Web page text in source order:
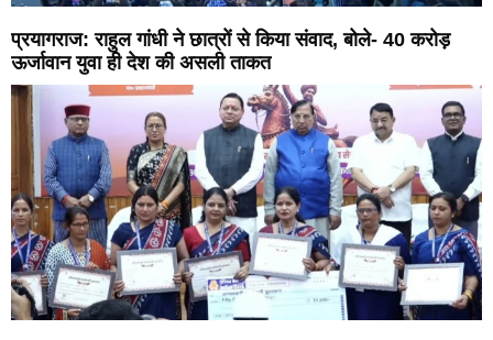
प्रयागराज: राहुल गांधी ने छात्रों से किया संवाद, बोले- 40 करोड़
ऊर्जावान युवा ही देश की असली ताकत